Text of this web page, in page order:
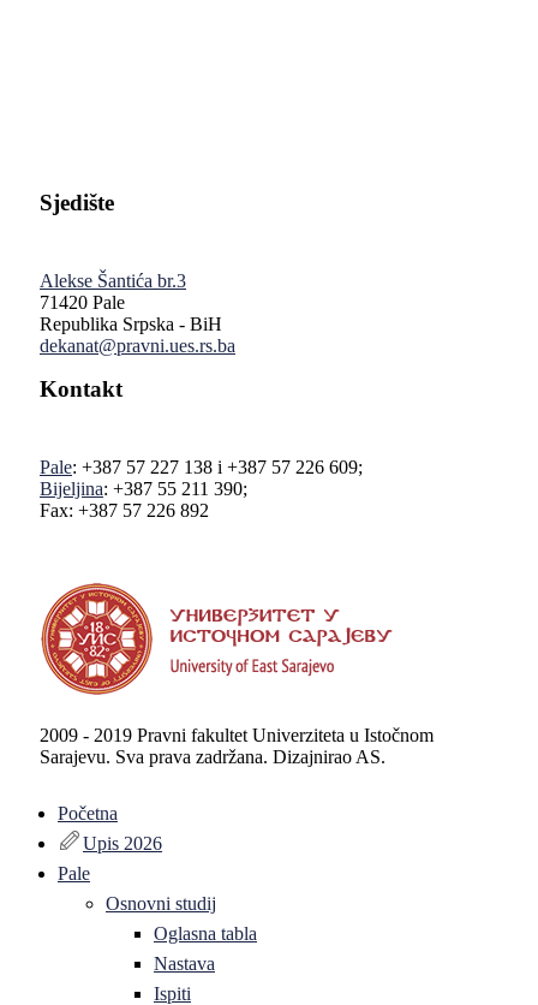
Sjedište
Alekse Šantića br.3
71420 Pale
Republika Srpska - BiH
dekanat@pravni.ues.rs.ba
Kontakt
Pale: +387 57 227 138 i +387 57 226 609;
Bijeljina: +387 55 211 390;
Fax: +387 57 226 892
2009 - 2019 Pravni fakultet Univerziteta u Istočnom
Sarajevu. Sva prava zadržana. Dizajnirao AS.
Početna
Upis 2026
Pale
Osnovni studij
Oglasna tabla
Nastava
Ispiti